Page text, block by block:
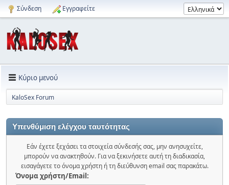
Σύνδεση Εγγραφείτε
Κύριο μενού
KaloSex Forum
Υπενθύμιση ελέγχου ταυτότητας
Εάν έχετε ξεχάσει τα στοιχεία σύνδεσής σας, μην ανησυχείτε,
μπορούν να ανακτηθούν. Για να ξεκινήσετε αυτή τη διαδικασία,
εισαγάγετε το όνομα χρήστη ή τη διεύθυνση email σας παρακάτω.
Όνομα χρήστη/Email: